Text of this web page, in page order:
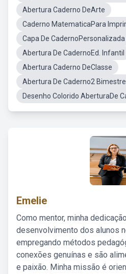
Abertura Caderno DeArte
Caderno MatematicaPara
Capa De
Abertura De CadernoEd. Infantil
Abertura Caderno DeClasse
Abertura De Caderno2 Bimestre
Desenho Colorido AberturaDe
Emelie
Como mentor, minha
desenvolvimento dos alunos
empregando métodos
conexões genuínas e são
e paixão. Minha missão é